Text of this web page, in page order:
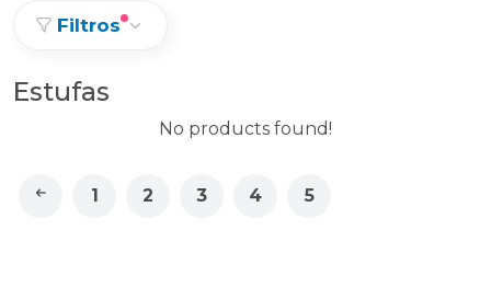
Filtros
Estufas
No products found!
1 2 3 4 5